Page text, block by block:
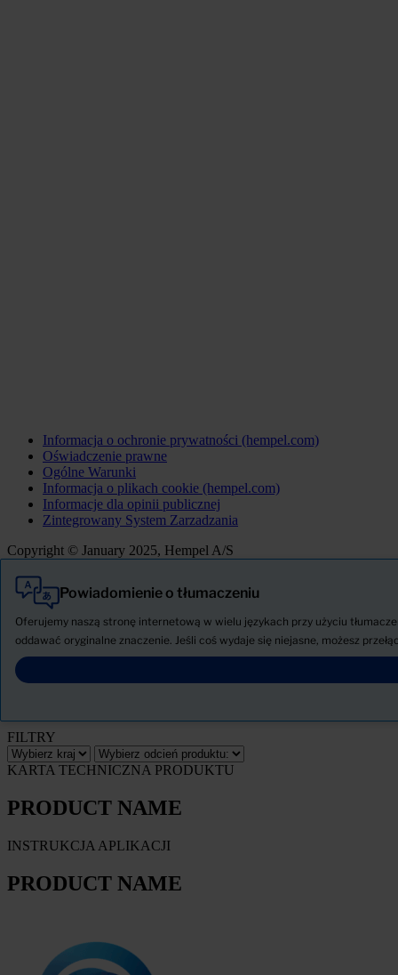
Informacja o ochronie prywatności (hempel.com)
Oświadczenie prawne
Ogólne Warunki
Informacja o plikach cookie (hempel.com)
Informacje dla opinii publicznej
Zintegrowany System Zarzadzania
Copyright © January 2025, Hempel A/S
Powiadomienie o tłumaczeniu
Oferujemy naszą stronę internetową w wielu językach przy użyciu
oddawać oryginalne znaczenie. Jeśli coś wydaje się niejasne, możesz
Wszystkie
Produkty
AKTUALNOŚCI
Pobierz Kartę charakterystyki
FILTRY
KARTA TECHNICZNA PRODUKTU
PRODUCT NAME
INSTRUKCJA APLIKACJI
PRODUCT NAME